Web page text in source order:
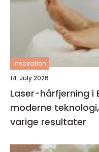
inspiration
14. July 2026
Laser-hårfjerning i
moderne
varige resultater